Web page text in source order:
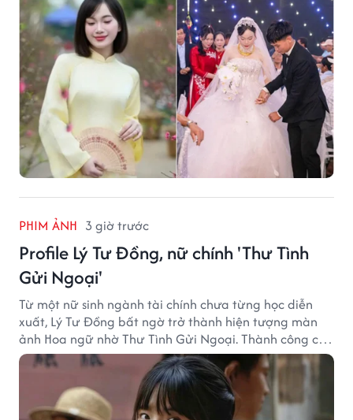
PHIM ẢNH 3 giờ trước
Profile Lý Tư Đồng, nữ chính 'Thư Tình
Gửi Ngoại'
Từ một nữ sinh ngành tài chính chưa từng học diễn
xuất, Lý Tư Đồng bất ngờ trở thành hiện tượng màn
ảnh Hoa ngữ nhờ Thư Tình Gửi Ngoại. Thành công của
bộ phim doanh thu hơn 8.100 tỷ đồng đã mở ra bước
ngoặt lớn trong cuộc đời cô gái sinh năm 2004.